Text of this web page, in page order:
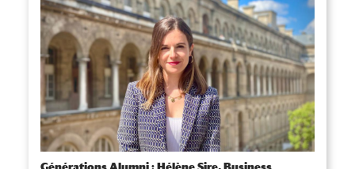
Générations Alumni : Hélène Sire, Business